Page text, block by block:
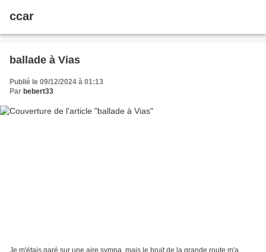
ccar
ballade à Vias
Publié le 09/12/2024 à 01:13
Par bebert33
Je m'étais garé sur une aire sympa, mais le bruit de la grande route m'a